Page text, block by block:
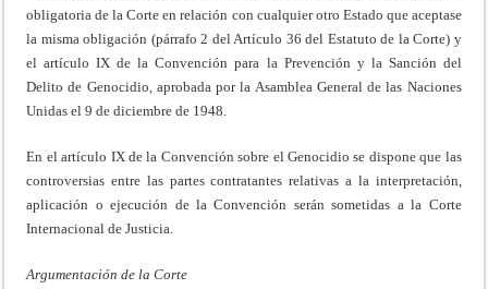
obligatoria de la Corte en relación con cualquier otro Estado que aceptase
la misma obligación (párrafo 2 del Artículo 36 del Estatuto de la Corte) y
el artículo IX de la Convención para la Prevención y la Sanción del
Delito de Genocidio, aprobada por la Asamblea General de las Naciones
Unidas el 9 de diciembre de 1948.
En el artículo IX de la Convención sobre el Genocidio se dispone que las
controversias entre las partes contratantes relativas a la interpretación,
aplicación o ejecución de la Convención serán sometidas a la Corte
Internacional de Justicia.
Argumentación de la Corte